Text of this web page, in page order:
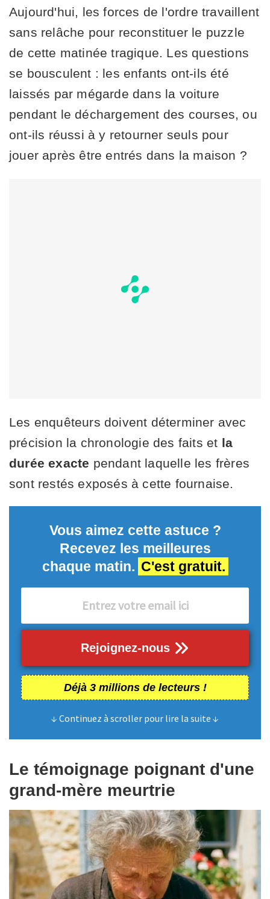
Aujourd'hui, les forces de l'ordre travaillent
sans relâche pour reconstituer le puzzle
de cette matinée tragique. Les questions
se bousculent : les enfants ont-ils été
laissés par mégarde dans la voiture
pendant le déchargement des courses, ou
ont-ils réussi à y retourner seuls pour
jouer après être entrés dans la maison ?
Les enquêteurs doivent déterminer avec
précision la chronologie des faits et la
durée exacte pendant laquelle les frères
sont restés exposés à cette fournaise.
Vous aimez cette astuce ?
Recevez les meilleures
chaque matin. C'est gratuit.
Rejoignez-nous
Déjà 3 millions de lecteurs !
↓ Continuez à scroller pour lire la suite ↓
Le témoignage poignant d'une
grand-mère meurtrie